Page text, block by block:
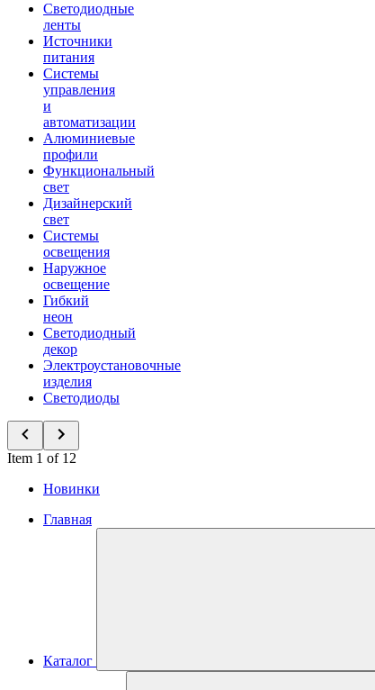
Светодиодные
ленты
Источники
питания
Системы
управления
и
автоматизации
Алюминиевые
профили
Функциональный
свет
Дизайнерский
свет
Системы
освещения
Наружное
освещение
Гибкий
неон
Светодиодный
декор
Электроустановочные
изделия
Светодиоды
Item 1 of 12
Новинки
Главная
Каталог